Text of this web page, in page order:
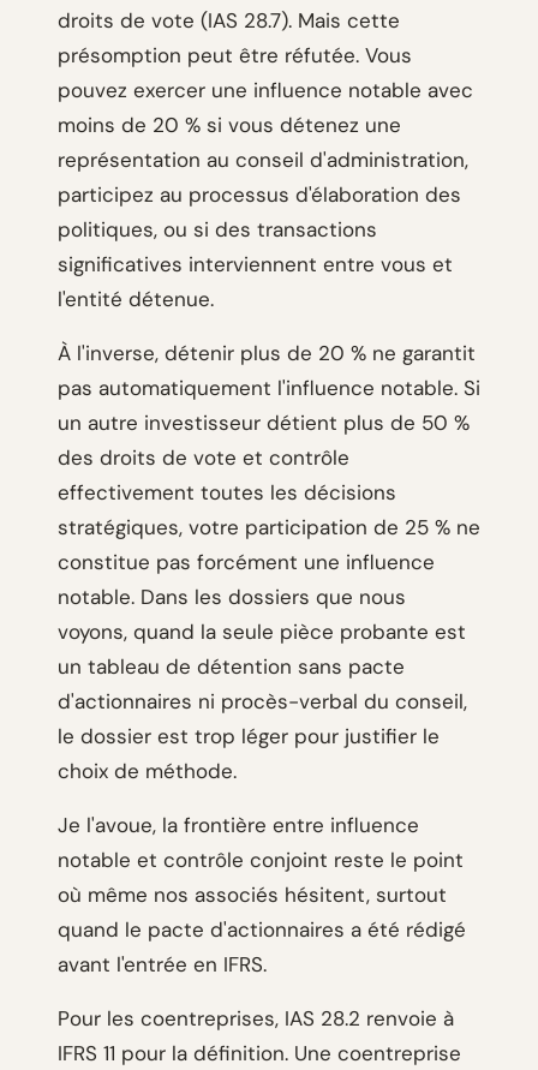
droits de vote (IAS 28.7). Mais cette
présomption peut être réfutée. Vous
pouvez exercer une influence notable avec
moins de 20 % si vous détenez une
représentation au conseil d'administration,
participez au processus d'élaboration des
politiques, ou si des transactions
significatives interviennent entre vous et
l'entité détenue.
À l'inverse, détenir plus de 20 % ne garantit
pas automatiquement l'influence notable. Si
un autre investisseur détient plus de 50 %
des droits de vote et contrôle
effectivement toutes les décisions
stratégiques, votre participation de 25 % ne
constitue pas forcément une influence
notable. Dans les dossiers que nous
voyons, quand la seule pièce probante est
un tableau de détention sans pacte
d'actionnaires ni procès-verbal du conseil,
le dossier est trop léger pour justifier le
choix de méthode.
Je l'avoue, la frontière entre influence
notable et contrôle conjoint reste le point
où même nos associés hésitent, surtout
quand le pacte d'actionnaires a été rédigé
avant l'entrée en IFRS.
Pour les coentreprises, IAS 28.2 renvoie à
IFRS 11 pour la définition. Une coentreprise